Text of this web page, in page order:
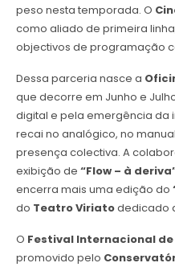
peso nesta temporada. O
como aliado de primeira
objectivos de programação
Dessa parceria nasce a
que decorre em Junho e
digital e pela emergência da
recai no analógico, no
presença colectiva. A
exibição de “Flow – à
encerra mais uma edição do
do Teatro Viriatodedicado
O Festival Internacional
promovido pelo